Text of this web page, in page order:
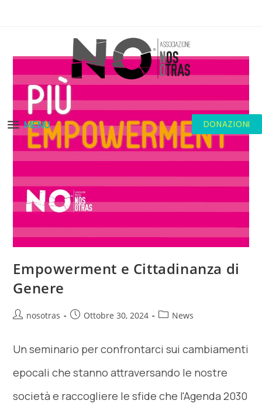
MENU DONAZIONI
Empowerment e Cittadinanza di
Genere
nosotras Ottobre 30, 2024 News
Un seminario per confrontarci sui cambiamenti
epocali che stanno attraversando le nostre
società e raccogliere le sfide che l'Agenda 2030